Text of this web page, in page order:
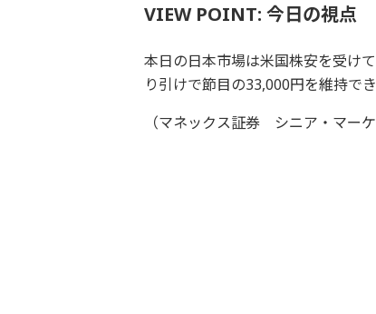
VIEW POINT: 今日の視点
本日の日本市場は米国株安を受け
り引けで節目の33,000円を維持で
（マネックス証券 シニア・マー